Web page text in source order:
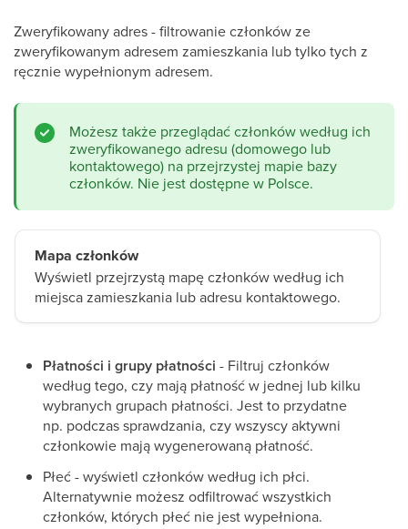
Zweryfikowany adres - filtrowanie członków ze
zweryfikowanym adresem zamieszkania lub tylko tych z
ręcznie wypełnionym adresem.
Możesz także przeglądać członków według ich
zweryfikowanego adresu (domowego lub
kontaktowego) na przejrzystej mapie bazy
członków. Nie jest dostępne w Polsce.
Mapa członków
Wyświetl przejrzystą mapę członków według ich
miejsca zamieszkania lub adresu kontaktowego.
Płatności i grupy płatności - Filtruj członków
według tego, czy mają płatność w jednej lub kilku
wybranych grupach płatności. Jest to przydatne
np. podczas sprawdzania, czy wszyscy aktywni
członkowie mają wygenerowaną płatność.
Płeć - wyświetl członków według ich płci.
Alternatywnie możesz odfiltrować wszystkich
członków, których płeć nie jest wypełniona.